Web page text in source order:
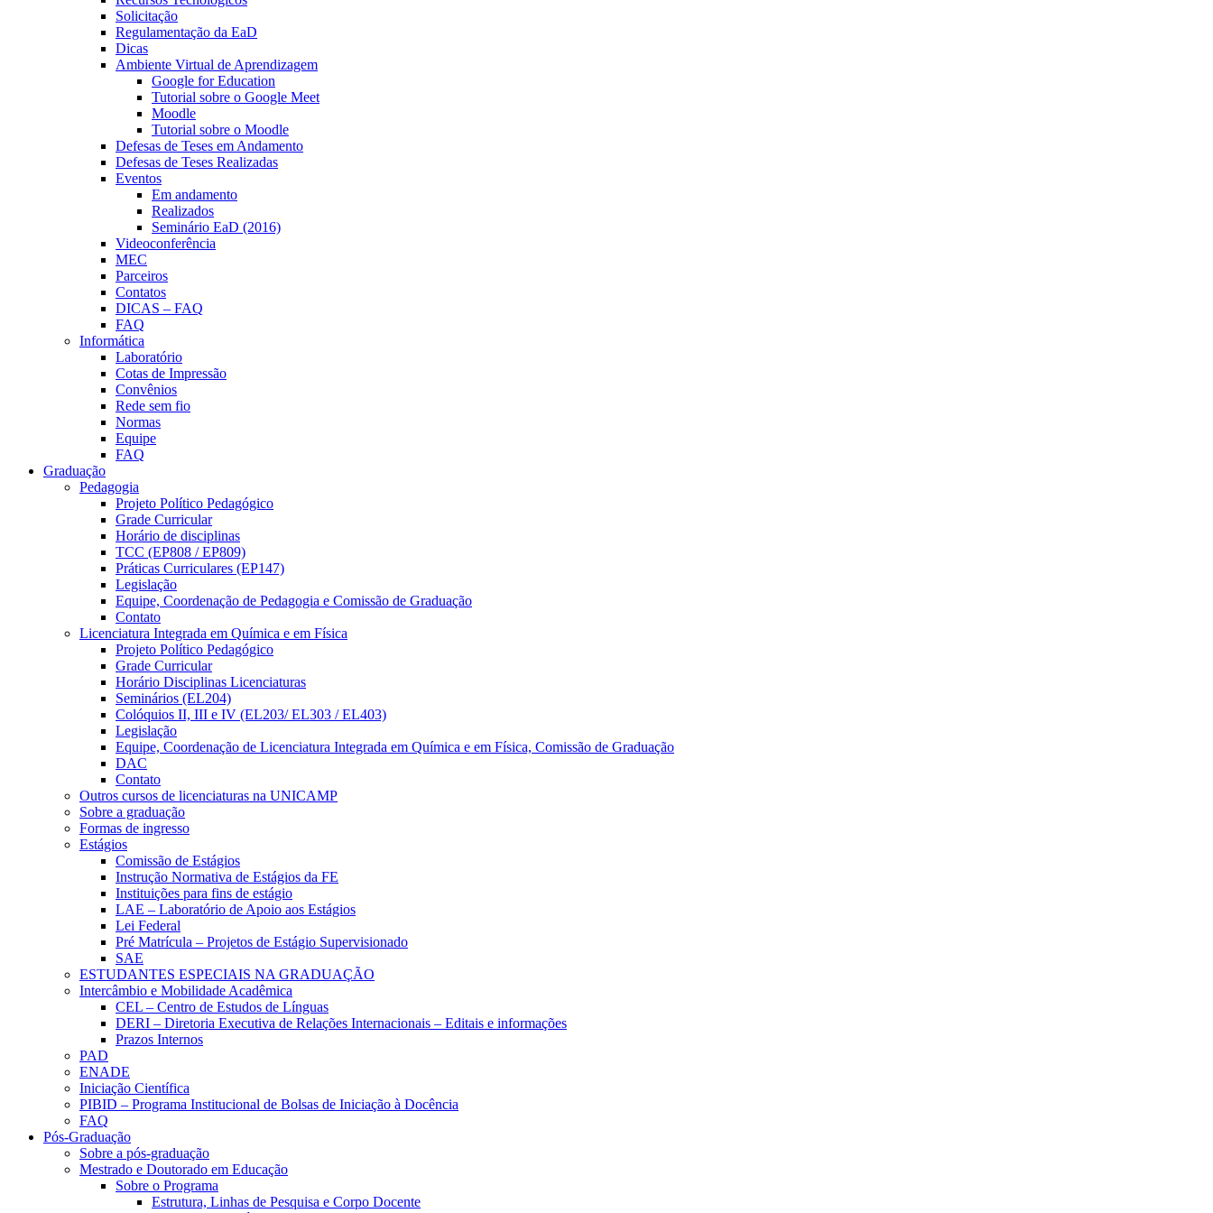
Solicitação
Regulamentação da EaD
Dicas
Ambiente Virtual de Aprendizagem
Google for Education
Tutorial sobre o Google Meet
Moodle
Tutorial sobre o Moodle
Defesas de Teses em Andamento
Defesas de Teses Realizadas
Eventos
Em andamento
Realizados
Seminário EaD (2016)
Videoconferência
MEC
Parceiros
Contatos
DICAS – FAQ
FAQ
Informática
Laboratório
Cotas de Impressão
Convênios
Rede sem fio
Normas
Equipe
FAQ
Graduação
Pedagogia
Projeto Político Pedagógico
Grade Curricular
Horário de disciplinas
TCC (EP808 / EP809)
Práticas Curriculares (EP147)
Legislação
Equipe, Coordenação de Pedagogia e Comissão de Graduação
Contato
Licenciatura Integrada em Química e em Física
Projeto Político Pedagógico
Grade Curricular
Horário Disciplinas Licenciaturas
Seminários (EL204)
Colóquios II, III e IV (EL203/ EL303 / EL403)
Legislação
Equipe, Coordenação de Licenciatura Integrada em Química e em Física, Comissão de Graduação
DAC
Contato
Outros cursos de licenciaturas na UNICAMP
Sobre a graduação
Formas de ingresso
Estágios
Comissão de Estágios
Instrução Normativa de Estágios da FE
Instituições para fins de estágio
LAE – Laboratório de Apoio aos Estágios
Lei Federal
Pré Matrícula – Projetos de Estágio Supervisionado
SAE
ESTUDANTES ESPECIAIS NA GRADUAÇÃO
Intercâmbio e Mobilidade Acadêmica
CEL – Centro de Estudos de Línguas
DERI – Diretoria Executiva de Relações Internacionais – Editais e informações
Prazos Internos
PAD
ENADE
Iniciação Científica
PIBID – Programa Institucional de Bolsas de Iniciação à Docência
FAQ
Pós-Graduação
Sobre a pós-graduação
Mestrado e Doutorado em Educação
Sobre o Programa
Estrutura, Linhas de Pesquisa e Corpo Docente